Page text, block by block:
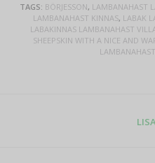
TAGS: BÖRJESSON, LAMBANAHAST
LAMBANAHAST KINNAS, LABAK
LABAKINNAS LAMBANAHAST
SHEEPSKIN WITH A NICE AND